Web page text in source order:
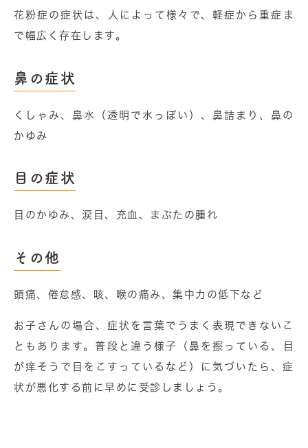
花粉症の症状は、⼈によって様々で、軽症から重症ま
で幅広く存在します。
⿐の症状
くしゃみ、⿐⽔（透明で⽔っぽい）、⿐詰まり、⿐の
かゆみ
目の症状
目のかゆみ、涙目、充血、まぶたの腫れ
その他
頭痛、倦怠感、咳、喉の痛み、集中力の低下など
お⼦さんの場合、症状を言葉でうまく表現できないこ
ともあります。普段と違う様⼦（⿐を擦っている、目
が痒そうで目をこすっているなど）に気づいたら、症
状が悪化する前に早めに受診しましょう。